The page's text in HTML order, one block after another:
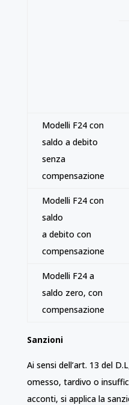
Modelli F24 con
saldo a debito
senza
compensazione
Modelli F24 con
saldo
a debito con
compensazione
Modelli F24 a
saldo zero, con
compensazione
Sanzioni
Ai sensi dell’art. 13 del
omesso, tardivo o
acconti, si applica la